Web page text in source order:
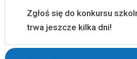
Zgłoś się do konkursu
trwa jeszcze kilka dni!